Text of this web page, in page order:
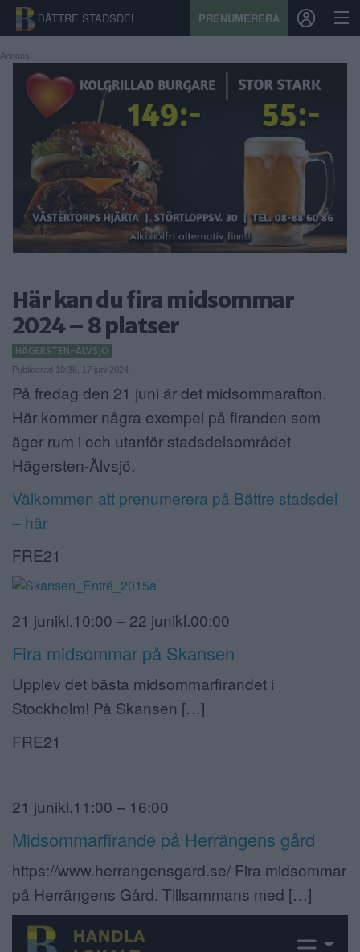
BÄTTRE STADSDEL PRENUMERERA
START
STADSDEL
PRENUMERATION
SPORT
ÅSIKTER
KONTAKT
SAMARBETEN
NÄRINGSLIV
MER
Annons:
Här kan du fira midsommar
2024 – 8 platser
HÄGERSTEN-ÄLVSJÖ
Publicerad 10:38, 17 juni 2024
På fredag den 21 juni är det midsommarafton.
Här kommer några exempel på firanden som
äger rum i och utanför stadsdelsområdet
Hägersten-Älvsjö.
Välkommen att prenumerera på Bättre stadsdel
– här
FRE21
21 junikl.10:00 – 22 junikl.00:00
Fira midsommar på Skansen
Upplev det bästa midsommarfirandet i
Stockholm! På Skansen […]
FRE21
21 junikl.11:00 – 16:00
Midsommarfirande på Herrängens gård
https://www.herrangensgard.se/ Fira midsommar
på Herrängens Gård. Tillsammans med […]